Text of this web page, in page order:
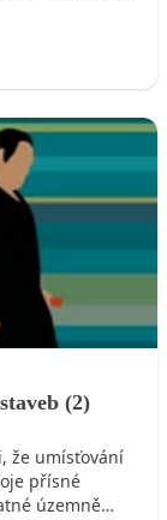
(2)
že umísťování
přísné
územně